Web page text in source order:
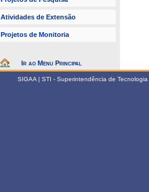
Atividades de Extensão
Projetos de Monitoria
Ir ao Menu Principal
SIGAA | STI - Superintendência de